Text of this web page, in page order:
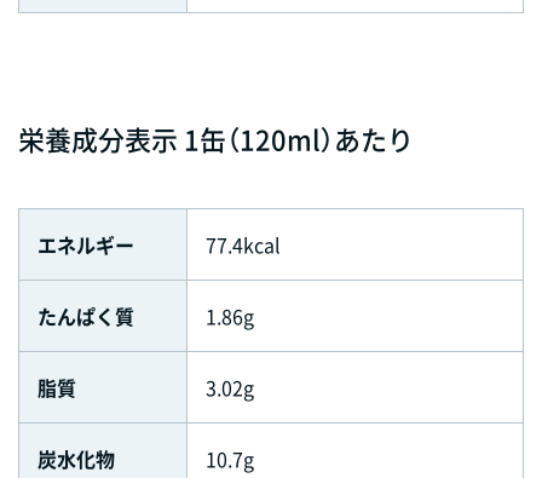
栄養成分表示 1缶（120ml）あたり
エネルギー 77.4kcal
たんぱく質 1.86g
脂質 3.02g
炭水化物 10.7g